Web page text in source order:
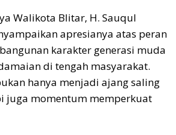
Walikota Blitar, H. Sauqul
apresianya atas peran
karakter generasi muda
di tengah masyarakat.
hanya menjadi ajang saling
juga momentum memperkuat